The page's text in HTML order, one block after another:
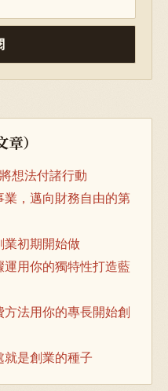
）
想法付諸行動
，邁向財務自由的第
業初期開始做
用你的獨特性打造藍
法用你的專長開始創
是創業的種子